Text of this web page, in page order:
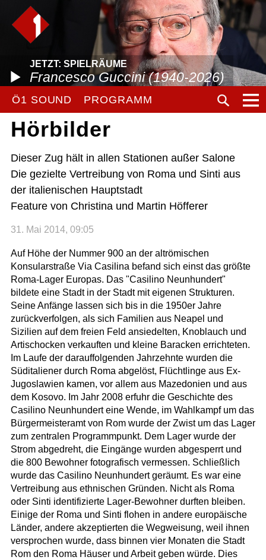
JETZT: SPIELRÄUME
Francesco Guccini (1940-2026)
Ö1 SOUND PROGRAMM
Hörbilder
Dieser Zug hält in allen Stationen außer Salone
Die gezielte Vertreibung von Roma und Sinti aus
der italienischen Hauptstadt
Feature von Christina und Martin Höfferer
31. Mai 2014, 09:05
Auf Höhe der Nummer 900 an der altrömischen
Konsularstraße Via Casilina befand sich einst das größte
Roma-Lager Europas. Das "Casilino Neunhundert"
bildete eine Stadt in der Stadt mit eigenen Strukturen.
Seine Anfänge lassen sich bis in die 1950er Jahre
zurückverfolgen, als sich Familien aus Neapel und
Sizilien auf dem freien Feld ansiedelten, Knoblauch und
Artischocken verkauften und kleine Baracken errichteten.
Im Laufe der darauffolgenden Jahrzehnte wurden die
Süditaliener durch Roma abgelöst, Flüchtlinge aus Ex-
Jugoslawien kamen, vor allem aus Mazedonien und aus
dem Kosovo. Im Jahr 2008 erfuhr die Geschichte des
Casilino Neunhundert eine Wende, im Wahlkampf um das
Bürgermeisteramt von Rom wurde der Zwist um das Lager
zum zentralen Programmpunkt. Dem Lager wurde der
Strom abgedreht, die Eingänge wurden abgesperrt und
die 800 Bewohner fotografisch vermessen. Schließlich
wurde das Casilino Neunhundert geräumt. Es war eine
Vertreibung aus ethnischen Gründen. Nicht als Roma
oder Sinti identifizierte Lager-Bewohner durften bleiben.
Einige der Roma und Sinti flohen in andere europäische
Länder, andere akzeptierten die Wegweisung, weil ihnen
versprochen wurde, dass binnen vier Monaten die Stadt
Rom den Roma Häuser und Arbeit geben würde. Dies